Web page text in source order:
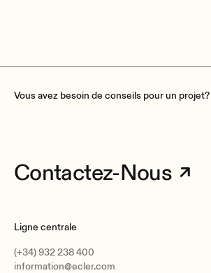
Vous avez besoin de conseils pour un projet?
Contactez-Nous
Ligne centrale
(+34) 932 238 400
information@ecler.com